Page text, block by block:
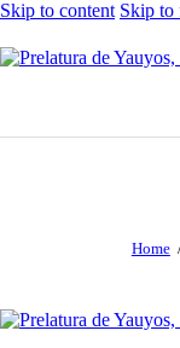
Skip to content Skip to
Home